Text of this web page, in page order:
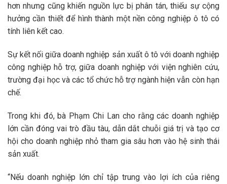
hơn nhưng cũng khiến nguồn lực bị phân tán, thiếu sự cộng
hưởng cần thiết để hình thành một nền công nghiệp ô tô có
tính liên kết cao.
Sự kết nối giữa doanh nghiệp sản xuất ô tô với doanh nghiệp
công nghiệp hỗ trợ, giữa doanh nghiệp với viện nghiên cứu,
trường đại học và các tổ chức hỗ trợ ngành hiện vẫn còn hạn
chế.
Trong khi đó, bà Phạm Chi Lan cho rằng các doanh nghiệp
lớn cần đóng vai trò đầu tàu, dẫn dắt chuỗi giá trị và tạo cơ
hội cho doanh nghiệp nhỏ tham gia sâu hơn vào hệ sinh thái
sản xuất.
“Nếu doanh nghiệp lớn chỉ tập trung vào lợi ích của riêng